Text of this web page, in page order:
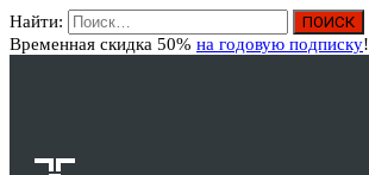
Найти:
Временная скидка 50% на годовую подписку!